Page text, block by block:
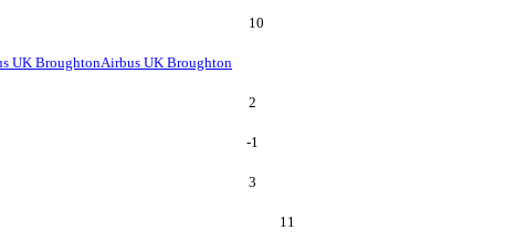
10
UK BroughtonAirbus UK Broughton
2
-1
3
11